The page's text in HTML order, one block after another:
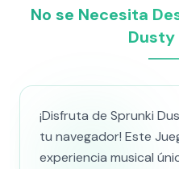
No se Necesita
Dusty
¡Disfruta de Sprunki
tu navegador! Este
experiencia musical